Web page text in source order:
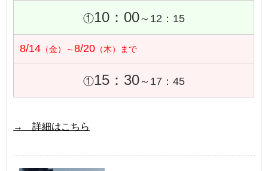
①10：00～12：15
8/14 （金）～8/20 （木）まで
①15：30～17：45
→ 詳細はこちら